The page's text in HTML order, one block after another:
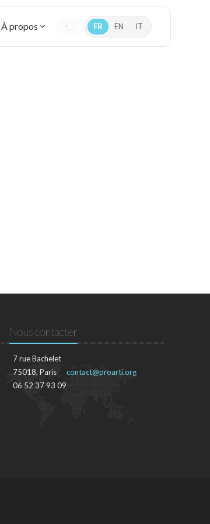
À propos FR EN IT
Nous contacter
7 rue Bachelet
75018, Paris
06 52 37 93 09
contact@proarti.org